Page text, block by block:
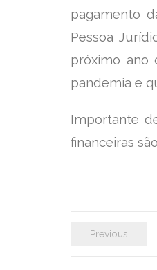
pagamento
Pessoa
próximo ano
pandemia e
Importante
financeiras
Previous